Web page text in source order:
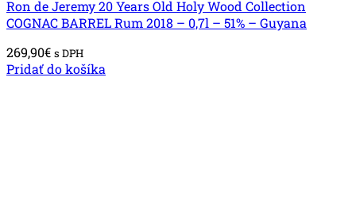
Ron de Jeremy 20 Years Old Holy Wood Collection
COGNAC BARREL Rum 2018 – 0,7l – 51% – Guyana
269,90€ s DPH
Pridať do košíka